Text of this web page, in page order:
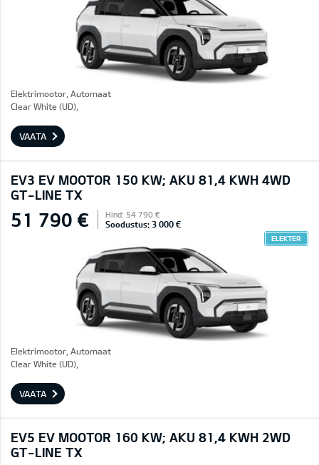
Elektrimootor, Automaat
Clear White (UD),
VAATA
EV3 EV MOOTOR 150 KW; AKU 81,4 KWH 4WD
GT-LINE TX
51 790 € Hind: 54 790 €
Soodustus: 3 000 €
ELEKTER
Elektrimootor, Automaat
Clear White (UD),
VAATA
EV5 EV MOOTOR 160 KW; AKU 81,4 KWH 2WD
GT-LINE TX